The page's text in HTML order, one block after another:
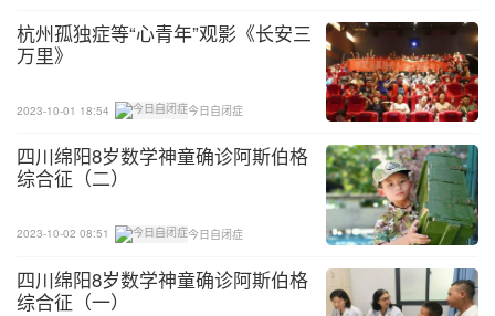
杭州孤独症等“心青年”观影《长安三
万里》
2023-10-01 18:54 今日自闭症
四川绵阳8岁数学神童确诊阿斯伯格
综合征（二）
2023-10-02 08:51 今日自闭症
四川绵阳8岁数学神童确诊阿斯伯格
综合征（一）